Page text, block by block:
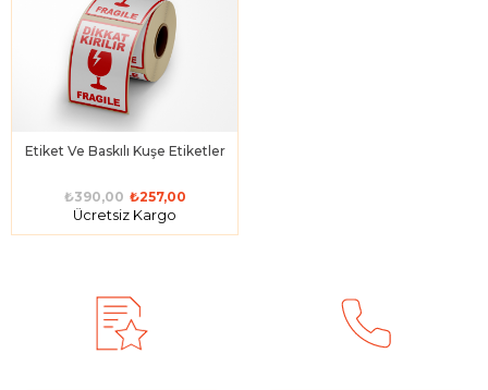
Etiket Ve Baskılı Kuşe Etiketler
₺257,00
₺390,00
Ücretsiz Kargo